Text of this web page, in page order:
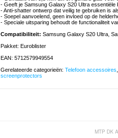
- Geeft je Samsung Galaxy S20 Ultra essentiële
- Anti-shatter ontwerp dat veilig te gebruiken is
- Soepel aanvoelend, geen invloed op de
- Speciale uitsparing behoudt de functionaliteit
Compatibiliteit: Samsung Galaxy S20 Ultra,
Pakket: Euroblister
EAN: 5712579949554
Gerelateerde categorieën: Telefoon accessoires
screenprotectors
MTP DK